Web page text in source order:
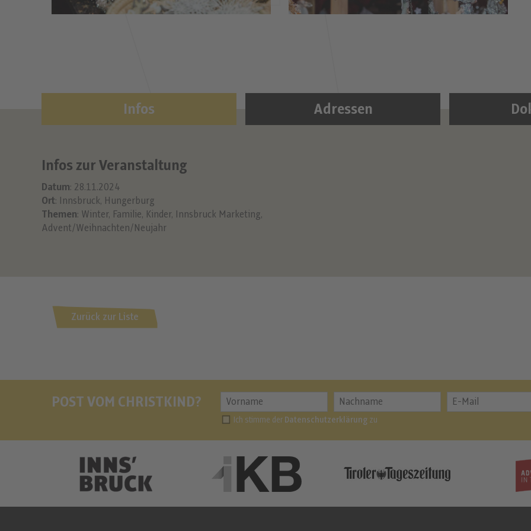
Infos zur Veranstaltung
Datum: 28.11.2024
Ort: Innsbruck, Hungerburg
Themen: Winter, Familie, Kinder, Innsbruck Marketing,
Advent/Weihnachten/Neujahr
Infos Adressen
Zurück zur Liste
POST VOM CHRISTKIND?
Ich stimme der Datenschutzerklärung zu